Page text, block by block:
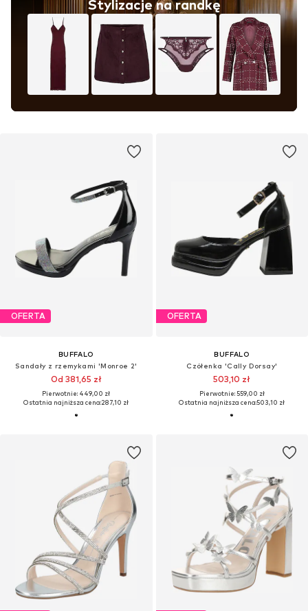
Stylizacje na randkę
OFERTA
BUFFALO
Sandały z rzemykami 'Monroe 2'
Od 381,65 zł
Pierwotnie: 449,00 zł
Ostatnia najniższa cena:287,10 zł
OFERTA
BUFFALO
Czółenka 'Cally Dorsay'
503,10 zł
Pierwotnie: 559,00 zł
Ostatnia najniższa cena:503,10 zł